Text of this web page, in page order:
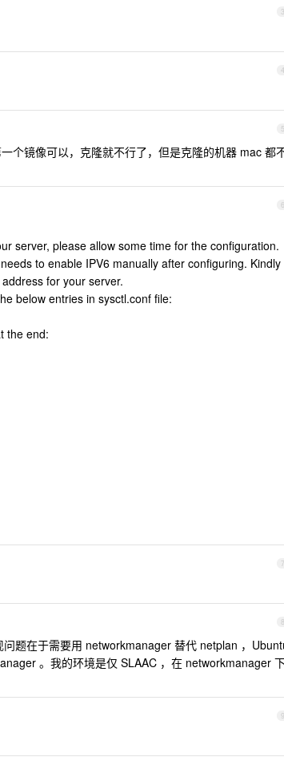
3
4
5
个镜像可以，克隆就不行了，但是克隆的机器 mac 都
6
server, please allow some time for the configuration.
to enable IPV6 manually after configuring. Kindly
for your server.
below entries in sysctl.conf file:
the end:
7
8
题在于需要用 networkmanager 替代 netplan ，
。我的环境是仅 SLAAC ，在 networkmanager
9